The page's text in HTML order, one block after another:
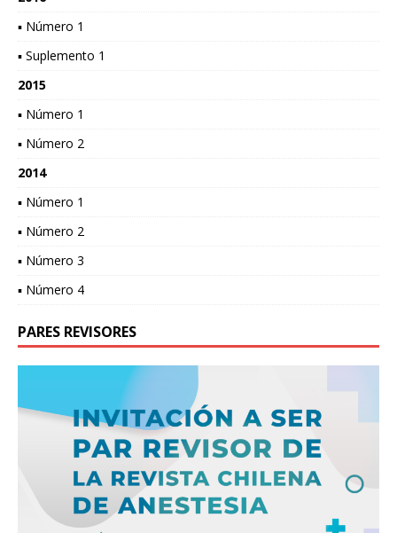
▪ Número 1
▪ Suplemento 1
2015
▪ Número 1
▪ Número 2
2014
▪ Número 1
▪ Número 2
▪ Número 3
▪ Número 4
PARES REVISORES